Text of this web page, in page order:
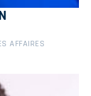
AFFAIRES